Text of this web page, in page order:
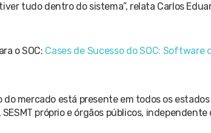
tudo dentro do sistema”, relata Carlos
o SOC: Cases de Sucesso do SOC: Software
mercado está presente em todos os estados
próprio e órgãos públicos, independente